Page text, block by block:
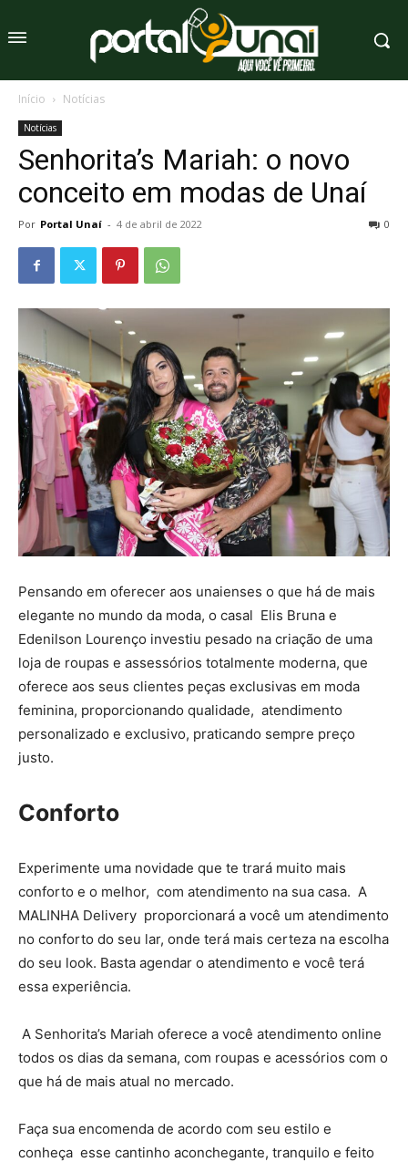
Início Notícias
Notícias
Senhorita’s Mariah: o novo
conceito em modas de Unaí
Por Portal Unaí - 4 de abril de 2022 0
Pensando em oferecer aos unaienses o que há de mais
elegante no mundo da moda, o casal Elis Bruna e
Edenilson Lourenço investiu pesado na criação de uma
loja de roupas e assessórios totalmente moderna, que
oferece aos seus clientes peças exclusivas em moda
feminina, proporcionando qualidade, atendimento
personalizado e exclusivo, praticando sempre preço
justo.
Conforto
Experimente uma novidade que te trará muito mais
conforto e o melhor, com atendimento na sua casa. A
MALINHA Delivery proporcionará a você um atendimento
no conforto do seu lar, onde terá mais certeza na escolha
do seu look. Basta agendar o atendimento e você terá
essa experiência.
A Senhorita’s Mariah oferece a você atendimento online
todos os dias da semana, com roupas e acessórios com o
que há de mais atual no mercado.
Faça sua encomenda de acordo com seu estilo e
conheça esse cantinho aconchegante, tranquilo e feito